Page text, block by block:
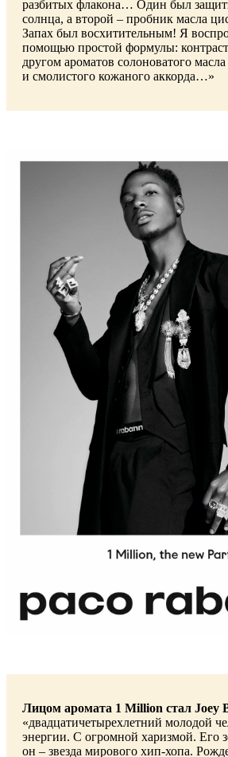
разбитых флакона… Один был
солнца, а второй – пробник масла
Запах был восхитительным! Я
помощью простой формулы:
другом ароматов солоноватого
и смолистого кожаного аккорда…»
Лицом аромата 1 Million стал Joey
«двадцатичетырехлетний молодой
энергии. С огромной харизмой. Его
он – звезда мирового хип-хопа.